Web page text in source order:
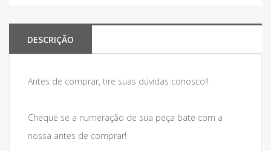
DESCRIÇÃO
Antes de comprar, tire suas dúvidas conosco!!
Cheque se a numeração de sua peça bate com a
nossa antes de comprar!